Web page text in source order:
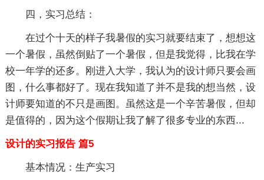
四，实习总结：
在过个十天的样子我暑假的实习就要结束了，想想这
一个暑假，虽然倒贴了一个暑假，但是我觉得，比我在学
校一年学的还多。刚进入大学，我认为的设计师只要会画
图，什么事都好了。现在我知道了并不是我的想当然，设
计师要知道的不只是画图。虽然这是一个辛苦暑假，但却
是值得的，因为这个假期让我了解了很多专业的东西...
设计的实习报告 篇5
基本情况：生产实习